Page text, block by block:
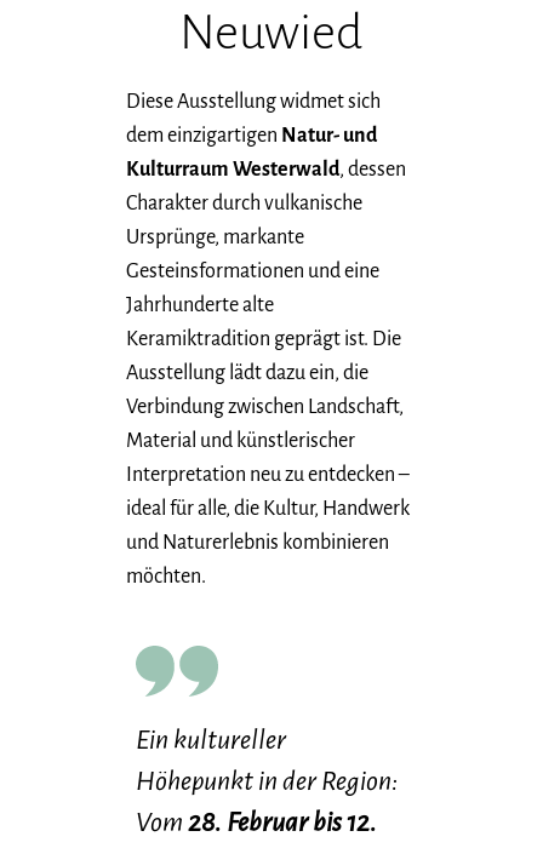
Neuwied
Diese Ausstellung widmet sich
dem einzigartigen Natur- und
Kulturraum Westerwald, dessen
Charakter durch vulkanische
Ursprünge, markante
Gesteinsformationen und eine
Jahrhunderte alte
Keramiktradition geprägt ist. Die
Ausstellung lädt dazu ein, die
Verbindung zwischen Landschaft,
Material und künstlerischer
Interpretation neu zu entdecken –
ideal für alle, die Kultur, Handwerk
und Naturerlebnis kombinieren
möchten.
Ein kultureller
Höhepunkt in der Region:
Vom 28. Februar bis 12.